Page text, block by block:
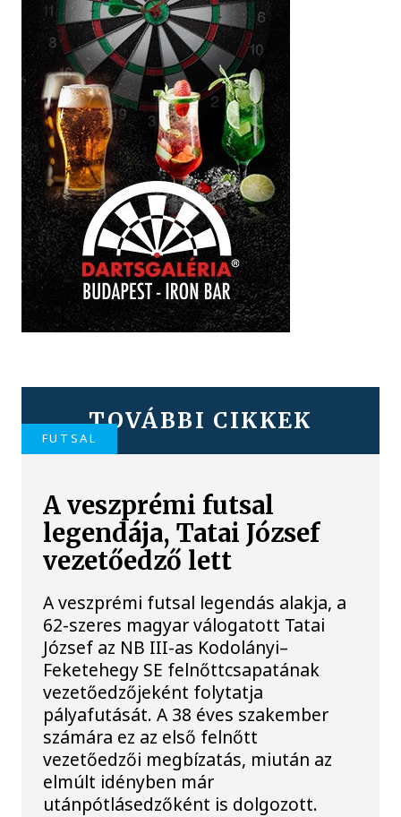
TOVÁBBI CIKKEK
FUTSAL
A veszprémi futsal
legendája, Tatai József
vezetőedző lett
A veszprémi futsal legendás alakja, a
62-szeres magyar válogatott Tatai
József az NB III-as Kodolányi–
Feketehegy SE felnőttcsapatának
vezetőedzőjeként folytatja
pályafutását. A 38 éves szakember
számára ez az első felnőtt
vezetőedzői megbízatás, miután az
elmúlt idényben már
utánpótlásedzőként is dolgozott.